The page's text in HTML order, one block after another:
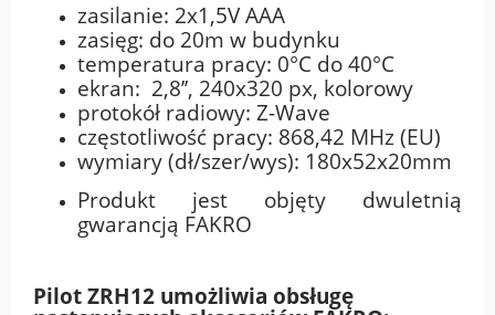
zasilanie: 2x1,5V AAA
zasięg: do 20m w budynku
temperatura pracy: 0°C do 40°C
ekran: 2,8’’, 240x320 px, kolorowy
protokół radiowy: Z-Wave
częstotliwość pracy: 868,42 MHz (EU)
wymiary (dł/szer/wys): 180x52x20mm
Produkt jest objęty dwuletnią
gwarancją FAKRO
Pilot ZRH12 umożliwia obsługę